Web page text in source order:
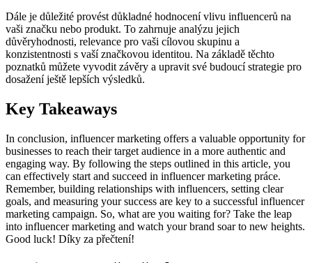
Dále je důležité provést důkladné hodnocení vlivu influencerů na
vaši značku nebo produkt. To zahrnuje analýzu jejich
důvěryhodnosti, relevance pro vaši cílovou skupinu a
konzistentnosti s vaší značkovou identitou. Na základě těchto
poznatků můžete vyvodit závěry a upravit své budoucí strategie pro
dosažení ještě lepších výsledků.
Key Takeaways
In conclusion, influencer marketing offers a valuable opportunity for
businesses to reach their target audience in a more authentic and
engaging way. By following the steps outlined in this article, you
can effectively start and succeed in influencer marketing práce.
Remember, building relationships with influencers, setting clear
goals, and measuring your success are key to a successful influencer
marketing campaign. So, what are you waiting for? Take the leap
into influencer marketing and watch your brand soar to new heights.
Good luck! Díky za přečtení!